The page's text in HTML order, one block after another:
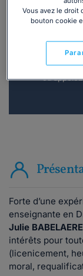
Vous
ou
Forte d’une
enseignante en
Julie BABELAERE
intérêts pour
(licenicement,
moral,
Vous avez le droit
bouton cookie